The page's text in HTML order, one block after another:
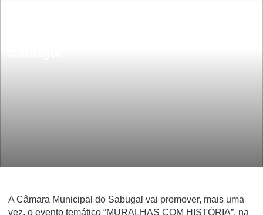
A Câmara Municipal do Sabugal vai promover, mais uma
vez, o evento temático “MURALHAS COM HISTÓRIA”, na